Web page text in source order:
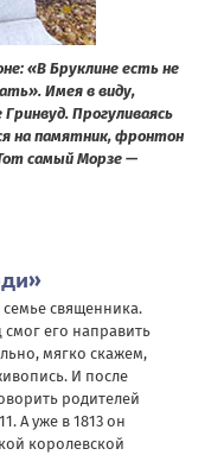
«В Бруклине есть не
Имея в виду,
Прогуливаясь
на памятник, фронтон
самый Морзе —
»
семье священника.
его направить
мягко скажем,
И после
родителей
А уже в 1813 он
королевской